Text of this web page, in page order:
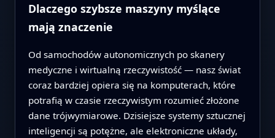
Dlaczego szybsze maszyny myślące
mają znaczenie
Od samochodów autonomicznych po skanery
medyczne i wirtualną rzeczywistość — nasz świat
coraz bardziej opiera się na komputerach, które
potrafią w czasie rzeczywistym rozumieć złożone
dane trójwymiarowe. Dzisiejsze systemy sztucznej
inteligencji są potężne, ale elektroniczne układy,